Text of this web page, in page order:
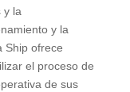
y la
y la
Ship ofrece
el proceso de
de sus